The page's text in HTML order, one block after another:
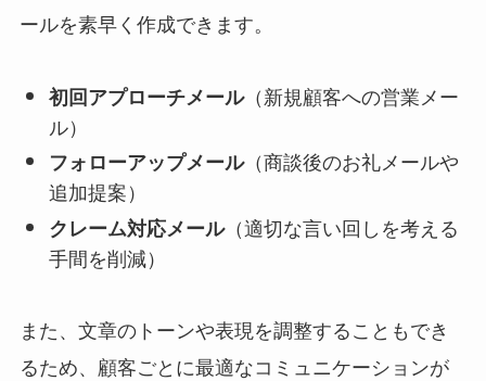
ールを素早く作成できます。
初回アプローチメール（新規顧客への営業メー
ル）
フォローアップメール（商談後のお礼メールや
追加提案）
クレーム対応メール（適切な言い回しを考える
手間を削減）
また、文章のトーンや表現を調整することもでき
るため、顧客ごとに最適なコミュニケーションが